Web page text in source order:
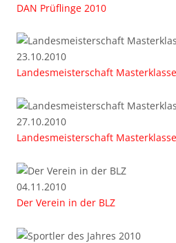
DAN Prüflinge 2010
23.10.2010
Landesmeisterschaft
27.10.2010
Landesmeisterschaft
04.11.2010
Der Verein in der BLZ